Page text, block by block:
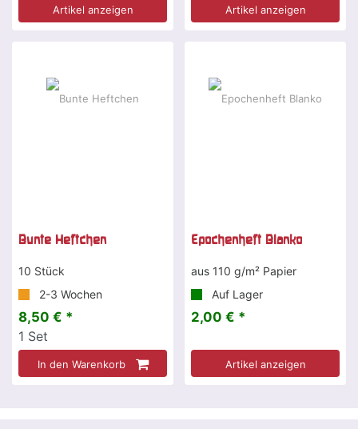
Artikel anzeigen Artikel anzeigen
Bunte Heftchen
10 Stück
2-3 Wochen
8,50 € *
1 Set
In den Warenkorb
Epochenheft Blanko
aus 110 g/m² Papier
Auf Lager
2,00 € *
Artikel anzeigen